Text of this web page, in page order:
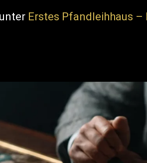
Erstes Pfandleihhaus